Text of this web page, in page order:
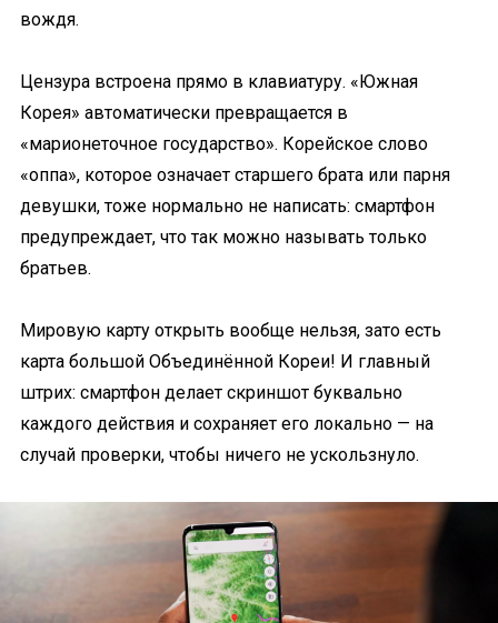
вождя.
Цензура встроена прямо в клавиатуру. «Южная
Корея» автоматически превращается в
«марионеточное государство». Корейское слово
«оппа», которое означает старшего брата или парня
девушки, тоже нормально не написать: смартфон
предупреждает, что так можно называть только
братьев.
Мировую карту открыть вообще нельзя, зато есть
карта большой Объединённой Кореи! И главный
штрих: смартфон делает скриншот буквально
каждого действия и сохраняет его локально — на
случай проверки, чтобы ничего не ускользнуло.